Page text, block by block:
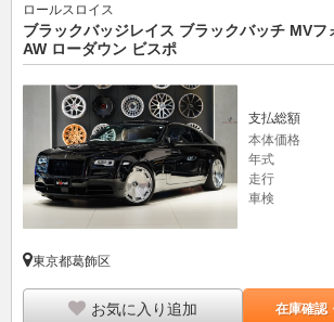
ロールスロイス
ブラックバッジレイス ブラックバッチ MVフ
AW ローダウン ビスポ
支払総額
本体価格
年式
走行
車検
東京都葛飾区
お気に入り追加 在庫確認